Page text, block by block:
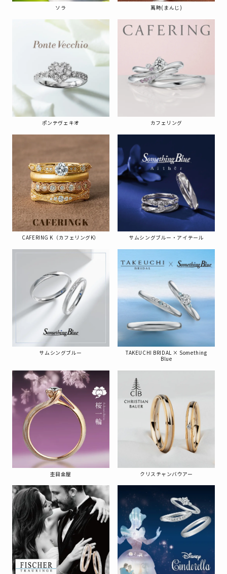
ソラ 萬時(まんじ)
ポンテヴェキオ カフェリング
CAFERING K（カフェリングK） サムシングブルー・アイテール
サムシングブルー
TAKEUCHI BRIDAL × Something
Blue
杢目金屋 クリスチャンバウアー